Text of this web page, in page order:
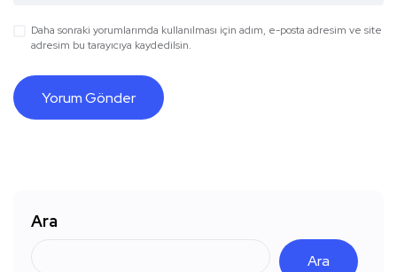
Daha sonraki yorumlarımda kullanılması için adım, e-posta adresim ve site
adresim bu tarayıcıya kaydedilsin.
Ara
Ara